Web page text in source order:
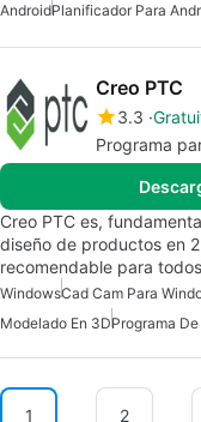
AndroidPlanificador Para
Creo PTC
3.3
Programa
Creo PTC es,
diseño de productos en
recomendable para
WindowsCad Cam Para
Modelado En 3DPrograma
1 2